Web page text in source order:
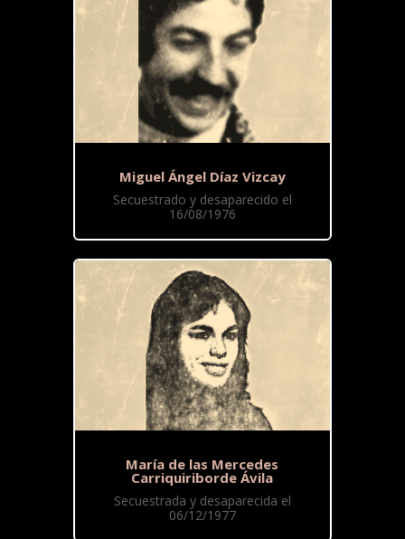
Miguel Ángel Díaz Vizcay
Secuestrado y desaparecido el
16/08/1976
María de las Mercedes
Carriquiriborde Ávila
Secuestrada y desaparecida el
06/12/1977